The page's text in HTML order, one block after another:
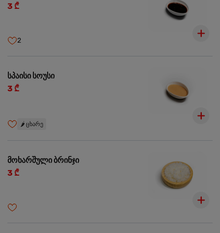
3 ₾
2
სპაისი სოუსი
3 ₾
🌶️ ცხარე
მოხარშული ბრინჯი
3 ₾